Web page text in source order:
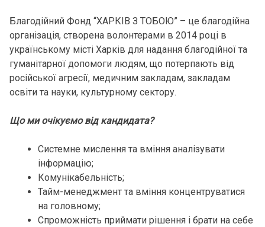
Благодійний Фонд “ХАРКІВ З ТОБОЮ” – це благодійна
організація, створена волонтерами в 2014 році в
українському місті Харків для надання благодійної та
гуманітарної допомоги людям, що потерпають від
російської агресії, медичним закладам, закладам
освіти та науки, культурному сектору.
Що ми очікуємо від кандидата?
Системне мислення та вміння аналізувати
інформацію;
Комунікабельність;
Тайм-менеджмент та вміння концентруватися
на головному;
Спроможність приймати рішення і брати на себе